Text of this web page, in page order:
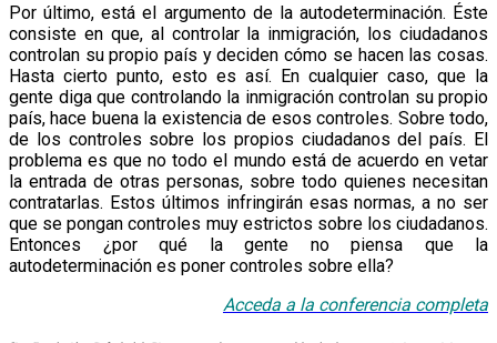
Por último, está el argumento de la autodeterminación. Éste
consiste en que, al controlar la inmigración, los ciudadanos
controlan su propio país y deciden cómo se hacen las cosas.
Hasta cierto punto, esto es así. En cualquier caso, que la
gente diga que controlando la inmigración controlan su propio
país, hace buena la existencia de esos controles. Sobre todo,
de los controles sobre los propios ciudadanos del país. El
problema es que no todo el mundo está de acuerdo en vetar
la entrada de otras personas, sobre todo quienes necesitan
contratarlas. Estos últimos infringirán esas normas, a no ser
que se pongan controles muy estrictos sobre los ciudadanos.
Entonces ¿por qué la gente no piensa que la
autodeterminación es poner controles sobre ella?
Acceda a la conferencia completa